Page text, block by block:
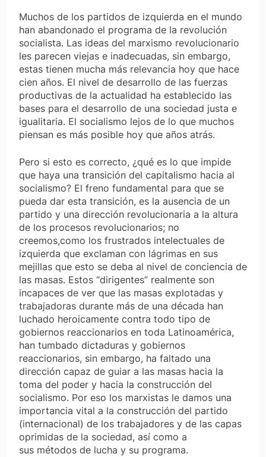
Muchos de los partidos de izquierda en el mundo
han abandonado el programa de la revolución
socialista. Las ideas del marxismo revolucionario
les parecen viejas e inadecuadas, sin embargo,
estas tienen mucha más relevancia hoy que hace
cien años. El nivel de desarrollo de las fuerzas
productivas de la actualidad ha establecido las
bases para el desarrollo de una sociedad justa e
igualitaria. El socialismo lejos de lo que muchos
piensan es más posible hoy que años atrás.
Pero si esto es correcto, ¿qué es lo que impide
que haya una transición del capitalismo hacia al
socialismo? El freno fundamental para que se
pueda dar esta transición, es la ausencia de un
partido y una dirección revolucionaria a la altura
de los procesos revolucionarios; no
creemos,como los frustrados intelectuales de
izquierda que exclaman con lágrimas en sus
mejillas que esto se deba al nivel de conciencia de
las masas. Estos “dirigentes” realmente son
incapaces de ver que las masas explotadas y
trabajadoras durante más de una década han
luchado heroicamente contra todo tipo de
gobiernos reaccionarios en toda Latinoamérica,
han tumbado dictaduras y gobiernos
reaccionarios, sin embargo, ha faltado una
dirección capaz de guiar a las masas hacia la
toma del poder y hacia la construcción del
socialismo. Por eso los marxistas le damos una
importancia vital a la construcción del partido
(internacional) de los trabajadores y de las capas
oprimidas de la sociedad, así como a
sus métodos de lucha y su programa.